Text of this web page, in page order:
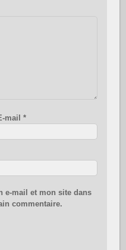
mail*
e-mail et mon site dans
commentaire.